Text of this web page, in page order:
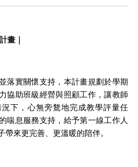
畫｜
落實關懷支持，本計畫規劃於學期
協助班級經營與照顧工作，讓教師
下，心無旁鶩地完成教學評量任
喘息服務支持，給予第一線工作人
帶來更完善、更溫暖的陪伴。